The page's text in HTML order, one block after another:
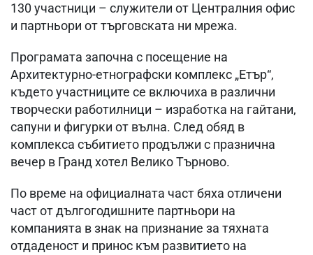
130 участници – служители от Централния офис
и партньори от търговската ни мрежа.
Програмата започна с посещение на
Архитектурно-етнографски комплекс „Етър“,
където участниците се включиха в различни
творчески работилници – изработка на гайтани,
сапуни и фигурки от вълна. След обяд в
комплекса събитието продължи с празнична
вечер в Гранд хотел Велико Търново.
По време на официалната част бяха отличени
част от дългогодишните партньори на
компанията в знак на признание за тяхната
отдаденост и принос към развитието на